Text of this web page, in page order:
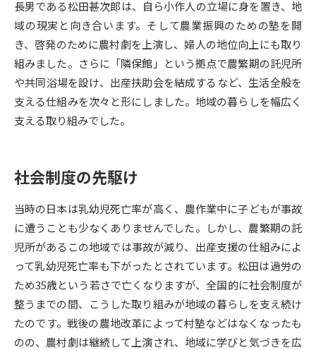
大学研究 大学検索
大学で学べる内容や特徴を調べる
新増設大学・学部・学科特集
国際・グローバルに強い大学特
デジタルパンフレット
新学年スタート号特集ページ
（高3生用）
新学年スタート号特集ページ
（高2生用）
SELFBRAND特集ページ
オープンキャンパスなどを調べる
オープンキャンパス検索 実施プログラムから探す
長男である松田甚次郎は、自ら小作人の立場に身を置き、地
域の現実と向き合います。そして農業振興のための塾を開
き、啓発のために農村劇を上演し、婦人の地位向上にも取り
組みました。さらに「隣保館」という拠点で農繁期の託児所
や共同浴場を設け、出産扶助会を結成するなど、生活全般を
支える仕組みを次々と形にしました。地域の暮らしを幅広く
支える取り組みでした。
社会制度の先駆け
当時の日本は乳幼児死亡率が高く、農作業中に子どもが事故
に遭うことも少なくありませんでした。しかし、農繁期の託
児所があるこの地域では事故が減り、出産支援の仕組みによ
って乳幼児死亡率も下がったとされています。松田は過労の
ため35歳という若さで亡くなりますが、全国的に社会制度が
整うまでの間、こうした取り組みが地域の暮らしを支え続け
たのです。戦後の農地改革によって村塾などはなくなったも
のの、農村劇は継続して上演され、地域に学びと気づきを広